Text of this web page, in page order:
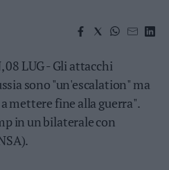
08 LUG - Gli attacchi
sono "un'escalation" ma
mettere fine alla guerra".
in un bilaterale con